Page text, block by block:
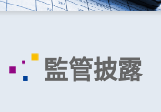
監管披露